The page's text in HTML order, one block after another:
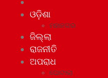
ଓଡ଼ିଶା
ମହାନଗର
ଜିଲ୍ଲା
ରାଜନୀତି
ଅପରାଧ
ଘୋଟାଲା